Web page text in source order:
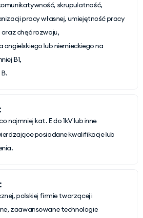
skrupulatność,
pracy własnej, umiejętność pracy
chęć rozwoju,
angielskiego lub niemieckiego na
B1,
najmniej kat. E do 1kV lub inne
posiadane kwalifikacje lub
polskiej firmie tworzącej i
zaawansowane technologie